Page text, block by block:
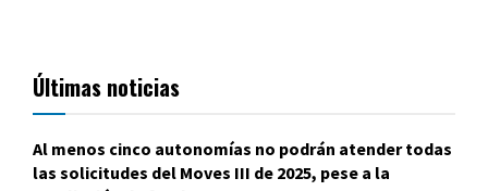
Últimas noticias
Al menos cinco autonomías no podrán atender todas
las solicitudes del Moves III de 2025, pese a la